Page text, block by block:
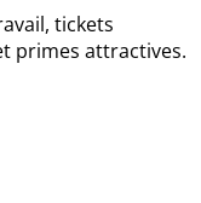
tickets
primes attractives.